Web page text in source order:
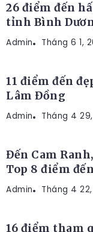
26 điểm đến
tỉnh Bình
Admin Tháng 6 1,
ĐỊA ĐIỂM DU LỊCH
11 điểm đến
Lâm Đồng
Admin Tháng 4 29,
ĐỊA ĐIỂM DU LỊCH
Đến Cam
Top 8 điểm
Admin Tháng 4 22,
ĐỊA ĐIỂM DU LỊCH
16 điểm tham